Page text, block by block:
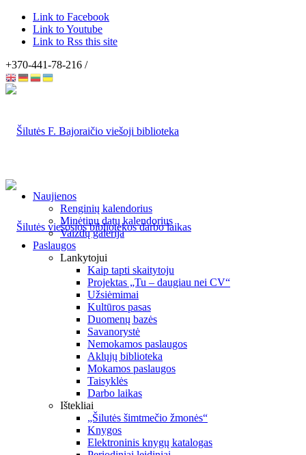
Link to Facebook
Link to Youtube
Link to Rss this site
+370-441-78-216 /
Naujienos
Renginių kalendorius
Minėtinų datų kalendorius
Vaizdų galerija
Paslaugos
Lankytojui
Kaip tapti skaitytoju
Projektas „Tu – daugiau nei CV“
Užsiėmimai
Kultūros pasas
Duomenų bazės
Savanorystė
Nemokamos paslaugos
Aklųjų biblioteka
Mokamos paslaugos
Taisyklės
Darbo laikas
Ištekliai
„Šilutės šimtmečio žmonės“
Knygos
Elektroninis knygų katalogas